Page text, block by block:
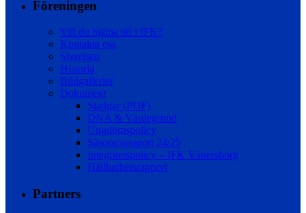
Föreningen
Vill du hjälpa till i IFK?
Kontakta oss
Styrelsen
Historia
Bildgallerier
Dokument
Stadgar (PDF)
DNA & Värdegrund
Ungdomspolicy
Säsongsrapport 24/25
Integritetspolicy – IFK Vänersborg
Hållbarhetsrapport
Partners